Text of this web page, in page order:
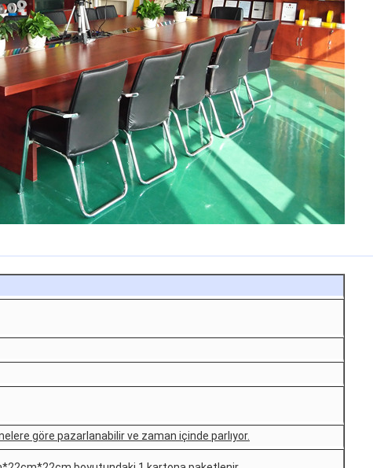
göre pazarlanabilir ve zaman içinde parlıyor.